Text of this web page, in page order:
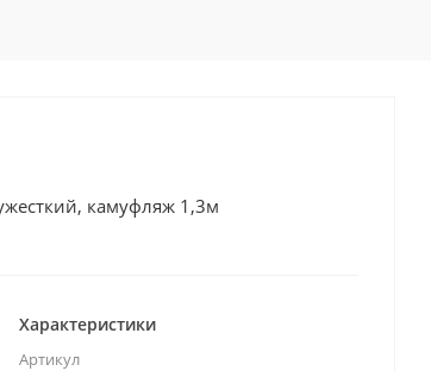
камуфляж 1,3м
Характеристики
Артикул